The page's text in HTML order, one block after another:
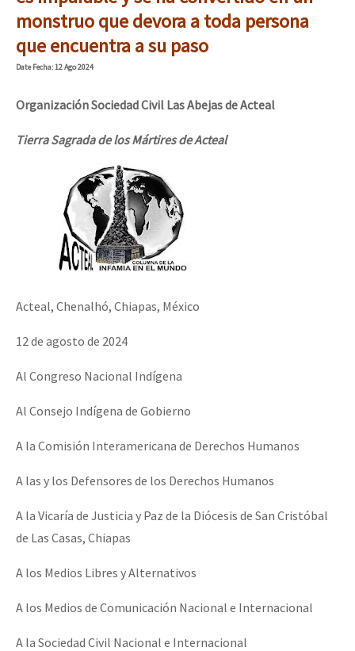
EZLN
La Sexta
AutonomÍa y Resistencia
Megaproyectos
MULTIMEDIA
Audio
Fotorreportaje
Video
la naturaleza bajo asedio)
Libros para descargar
Medios Libres
COVID-19
Eventos
Contacto
Dia 2 do Encontro “Guerra contra a Humanidad”
Dia 1: Encontro “Guerra contra a Humanidade”
[CDMX – 20 julio] Jornadas globales por la libertad de Jesús
“Sonhando a Terra do Bem Virá” se publica no Estado Espanhol
Se o México sabe, que o mundo saiba! Nossas lutas pela
monstruo que devora a toda persona
que encuentra a su paso
DateFecha: 12 Ago 2024
Organización Sociedad Civil Las Abejas de Acteal
Tierra Sagrada de los Mártires de Acteal
Acteal, Chenalhó, Chiapas, México
12 de agosto de 2024
Al Congreso Nacional Indígena
Al Consejo Indígena de Gobierno
A la Comisión Interamericana de Derechos Humanos
A las y los Defensores de los Derechos Humanos
A la Vicaría de Justicia y Paz de la Diócesis de San Cristóbal
de Las Casas, Chiapas
A los Medios Libres y Alternativos
A los Medios de Comunicación Nacional e Internacional
A la Sociedad Civil Nacional e Internacional